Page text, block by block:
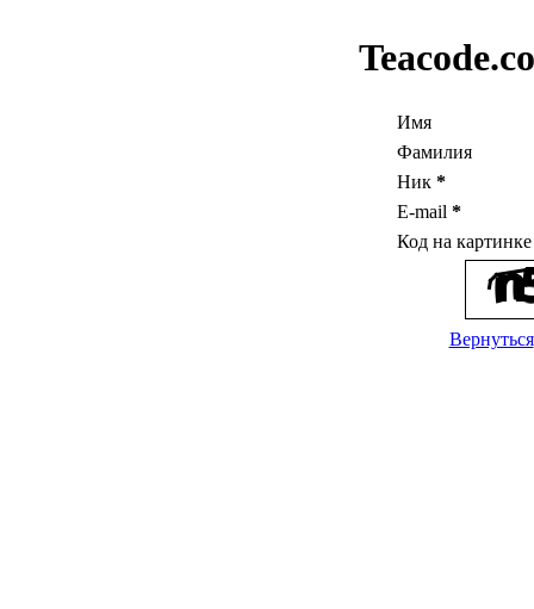
Имя
Фамилия
Ник *
E-mail *
Код на
Вернуться